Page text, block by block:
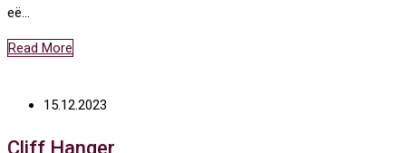
её…
Read More
15.12.2023
Cliff Hanger